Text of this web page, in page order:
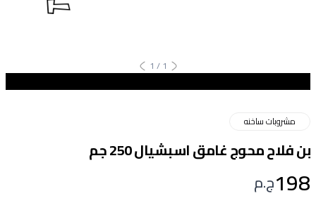
1
/
1
مشروبات ساخنه
بن فلاح محوج غامق اسبشيال 250 جم
198ج.م